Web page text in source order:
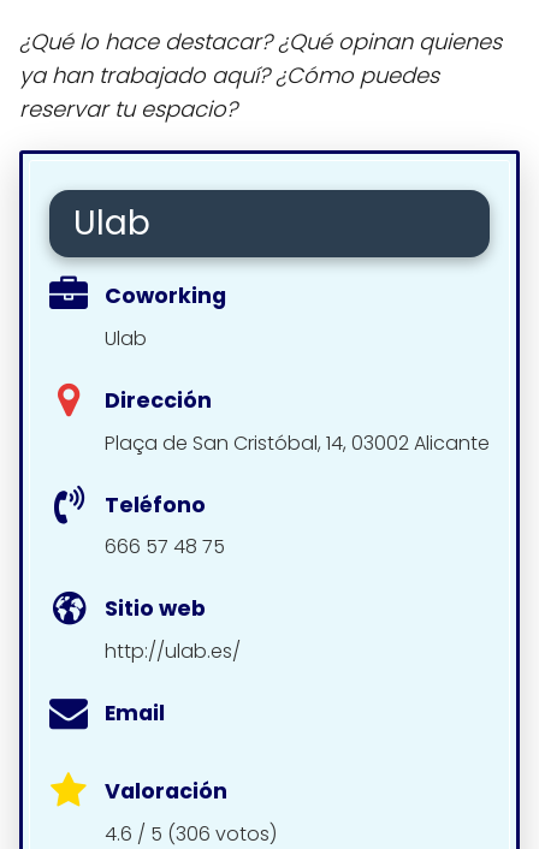
¿Qué lo hace destacar? ¿Qué opinan quienes
ya han trabajado aquí? ¿Cómo puedes
reservar tu espacio?
Ulab
Coworking
Ulab
Dirección
Plaça de San Cristóbal, 14, 03002 Alicante
Teléfono
666 57 48 75
Sitio web
http://ulab.es/
Email
Valoración
4.6 / 5 (306 votos)